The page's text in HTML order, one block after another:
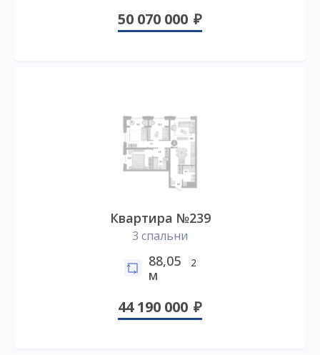
50 070 000
Квартира №239
3 спальни
88,05
м
2
44 190 000